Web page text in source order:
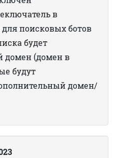
в
поисковых ботов
будет
домен (домен в
будут
домен/